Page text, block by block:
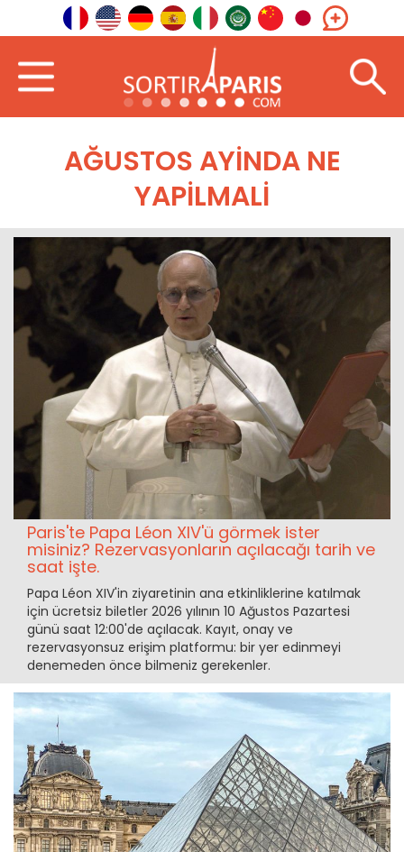
AĞUSTOS AYINDA NE
YAPILMALI
Paris'te Papa Léon XIV'ü görmek ister
misiniz? Rezervasyonların açılacağı tarih ve
saat işte.
Papa Léon XIV'in ziyaretinin ana etkinliklerine katılmak
için ücretsiz biletler 2026 yılının 10 Ağustos Pazartesi
günü saat 12:00'de açılacak. Kayıt, onay ve
rezervasyonsuz erişim platformu: bir yer edinmeyi
denemeden önce bilmeniz gerekenler.